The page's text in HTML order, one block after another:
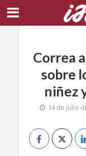
Correa
sobre
niñez
14 de julio